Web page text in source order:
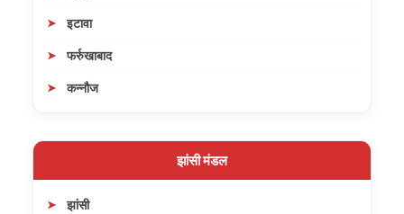
इटावा
फर्रुखाबाद
कन्नौज
झांसी मंडल
झांसी